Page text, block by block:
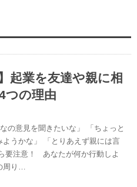
起業を友達や親に相
つの理由
の意見を聞きたいな」 「ちょっと
うかな」 「とりあえず親には言
要注意！ あなたが何か行動しよ
周り…